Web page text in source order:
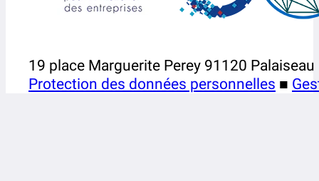
19 place Marguerite Perey 91120
Protection des données personnelles ■